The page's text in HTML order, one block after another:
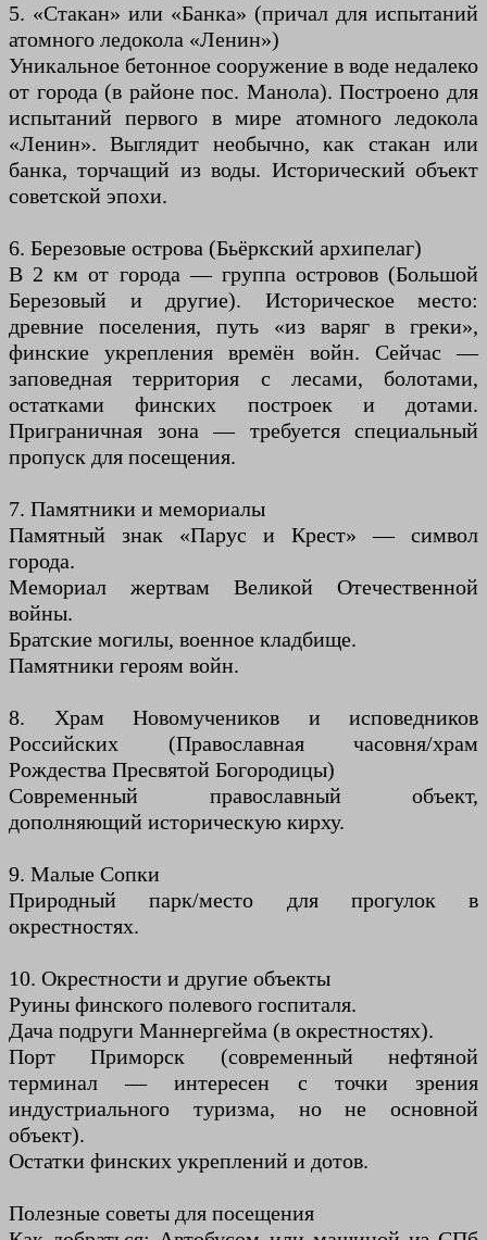
5. «Стакан» или «Банка» (причал для испытаний
атомного ледокола «Ленин»)
Уникальное бетонное сооружение в воде недалеко
от города (в районе пос. Манола). Построено для
испытаний первого в мире атомного ледокола
«Ленин». Выглядит необычно, как стакан или
банка, торчащий из воды. Исторический объект
советской эпохи.
6. Березовые острова (Бьёркский архипелаг)
В 2 км от города — группа островов (Большой
Березовый и другие). Историческое место:
древние поселения, путь «из варяг в греки»,
финские укрепления времён войн. Сейчас —
заповедная территория с лесами, болотами,
остатками финских построек и дотами.
Приграничная зона — требуется специальный
пропуск для посещения.
7. Памятники и мемориалы
Памятный знак «Парус и Крест» — символ
города.
Мемориал жертвам Великой Отечественной
войны.
Братские могилы, военное кладбище.
Памятники героям войн.
8. Храм Новомучеников и исповедников
Российских (Православная часовня/храм
Рождества Пресвятой Богородицы)
Современный православный объект,
дополняющий историческую кирху.
9. Малые Сопки
Природный парк/место для прогулок в
окрестностях.
10. Окрестности и другие объекты
Руины финского полевого госпиталя.
Дача подруги Маннергейма (в окрестностях).
Порт Приморск (современный нефтяной
терминал — интересен с точки зрения
индустриального туризма, но не основной
объект).
Остатки финских укреплений и дотов.
Полезные советы для посещения